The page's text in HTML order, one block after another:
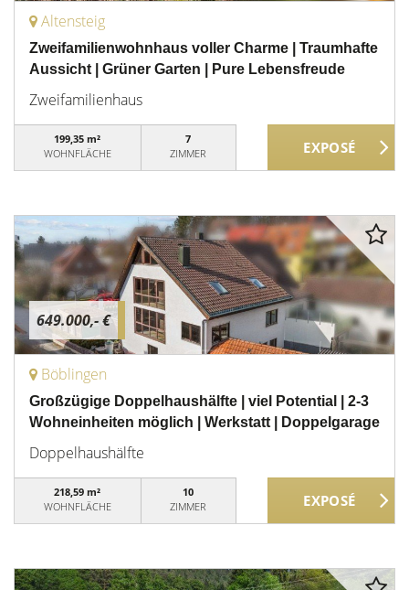
Altensteig
Zweifamilienwohnhaus voller Charme | Traumhafte
Aussicht | Grüner Garten | Pure Lebensfreude
Zweifamilienhaus
199,35 m²
WOHNFLÄCHE
7
ZIMMER
649.000,- €
Böblingen
Großzügige Doppelhaushälfte | viel Potential | 2-3
Wohneinheiten möglich | Werkstatt | Doppelgarage
Doppelhaushälfte
218,59 m²
WOHNFLÄCHE
10
ZIMMER